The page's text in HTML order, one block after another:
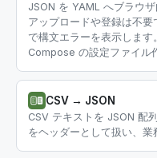
JSON を YAML へブラウ
アップロードや登録は不
で構文エラーを表示しま
Compose の設定ファイル
CSV → JSON
CSV テキストを JSON 配
をヘッダーとして扱い、業